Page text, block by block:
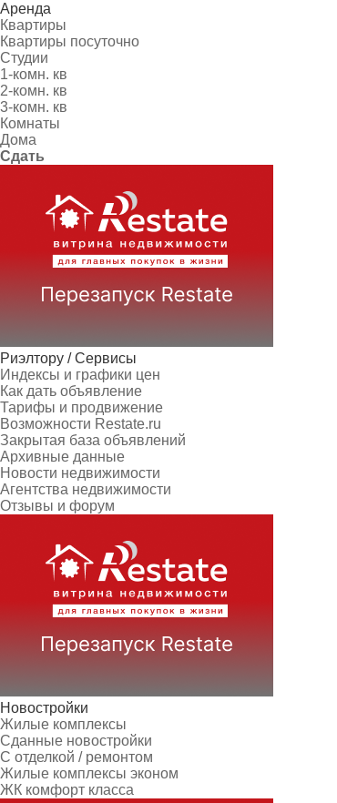
Аренда
Квартиры
Квартиры посуточно
Студии
1-комн. кв
2-комн. кв
3-комн. кв
Комнаты
Дома
Сдать
Риэлтору / Сервисы
Индексы и графики цен
Как дать объявление
Тарифы и продвижение
Возможности Restate.ru
Закрытая база объявлений
Архивные данные
Новости недвижимости
Агентства недвижимости
Отзывы и форум
Новостройки
Жилые комплексы
Сданные новостройки
С отделкой / ремонтом
Жилые комплексы эконом
ЖК комфорт класса